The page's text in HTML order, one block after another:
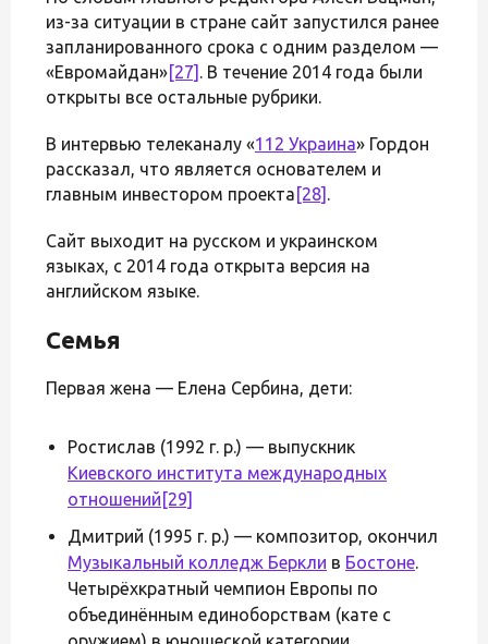
из-за ситуации в стране сайт запустился ранее
запланированного срока с одним разделом —
«Евромайдан»[27] . В течение 2014 года были
открыты все остальные рубрики.
В интервью телеканалу «112 Украина» Гордон
рассказал, что является основателем и
главным инвестором проекта [28] .
Сайт выходит на русском и украинском
языках, с 2014 года открыта версия на
английском языке.
Семья
Первая жена — Елена Сербина, дети:
Ростислав (1992 г. р.) — выпускник
Киевского института международных
отношений [29]
Дмитрий (1995 г. р.) — композитор, окончил
Музыкальный колледж Беркли в Бостоне.
Четырёхкратный чемпион Европы по
объединённым единоборствам (кате с